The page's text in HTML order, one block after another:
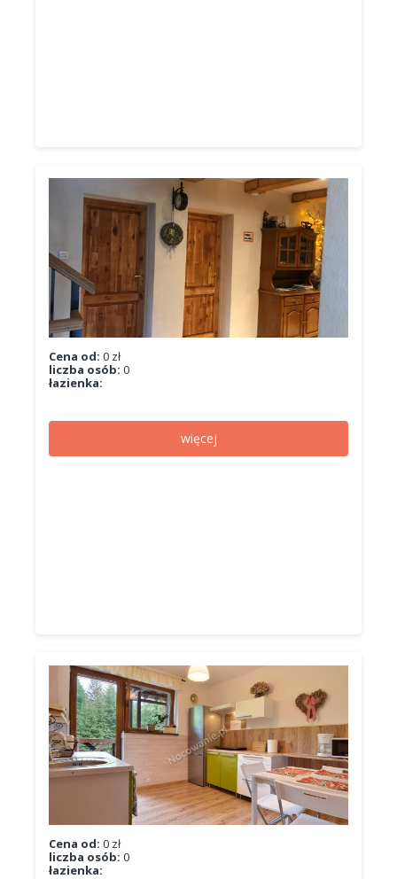
Cena od: 0 zł
liczba osób: 0
łazienka:
więcej
Cena od: 0 zł
liczba osób: 0
łazienka: